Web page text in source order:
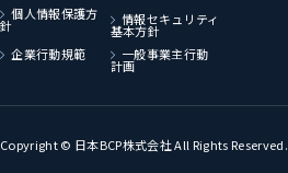
個人情報保護方
針 情報セキュリティ
基本方針
企業行動規範
一般事業主行動
計画
Copyright © 日本BCP株式会社 All Rights Reserved.